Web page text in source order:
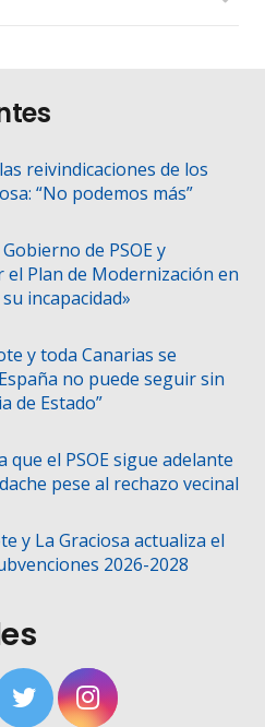
reivindicaciones de los
“No podemos más”
de PSOE y
el Plan de Modernización en
incapacidad»
y toda Canarias se
no puede seguir sin
de Estado”
que el PSOE sigue adelante
pese al rechazo vecinal
y La Graciosa actualiza el
2026-2028